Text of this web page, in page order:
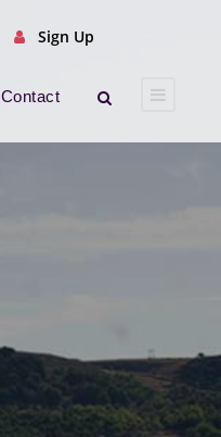
Sign Up
Contact